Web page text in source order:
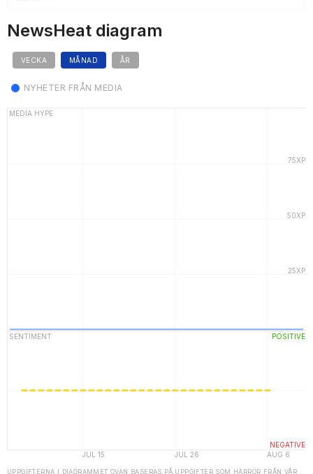
NewsHeat diagram
VECKA MÅNAD ÅR
NYHETER FRÅN MEDIA
UPPGIFTERNA I DIAGRAMMET OVAN BASERAS PÅ UPPGIFTER SOM HÄRRÖR FRÅN VÅR